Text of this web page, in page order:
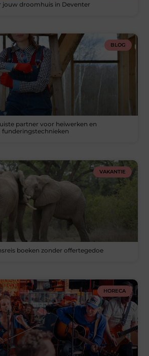
jouw droomhuis in Deventer
BLOG
partner voor heiwerken en
funderingstechnieken
VAKANTIE
boeken zonder offertegedoe
HORECA